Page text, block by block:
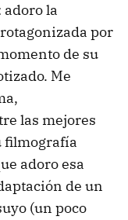
adoro la
por
de su
Me
las mejores
filmografía
adoro esa
de un
(un poco